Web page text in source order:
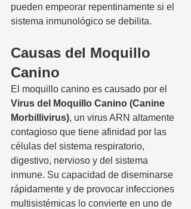
pueden empeorar repentinamente si el
sistema inmunológico se debilita.
Causas del Moquillo
Canino
El moquillo canino es causado por el
Virus del Moquillo Canino (Canine
Morbillivirus), un virus ARN altamente
contagioso que tiene afinidad por las
células del sistema respiratorio,
digestivo, nervioso y del sistema
inmune. Su capacidad de diseminarse
rápidamente y de provocar infecciones
multisistémicas lo convierte en uno de